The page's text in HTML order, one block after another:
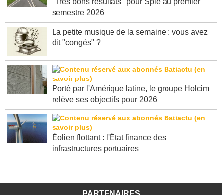
"Très bons résultats" pour Spie au premier
La petite musique de la semaine : vous avez
Porté par l'Amérique latine, le groupe Holcim
Éolien flottant : l'État finance des